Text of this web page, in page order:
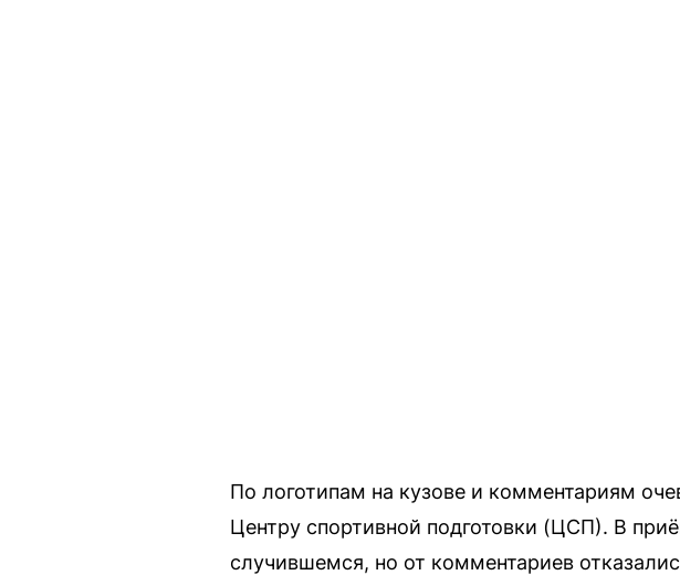
По логотипам на кузове и комментариям
Центру спортивной подготовки (ЦСП). В
случившемся, но от комментариев